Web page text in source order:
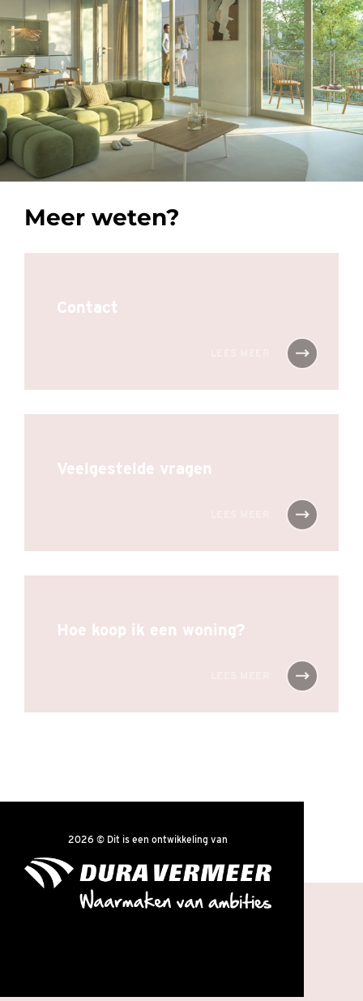
Meer weten?
Contact
Veelgestelde vragen
Hoe koop ik een woning?
2026 © Dit is een ontwikkeling van